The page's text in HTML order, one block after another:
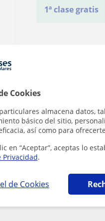
Cookies
almacena datos,
básico del sitio,
así como para
en “Aceptar”, aceptas lo
Privacidad.
de Cookies
1ª clase gratis
¿Hay algún error en